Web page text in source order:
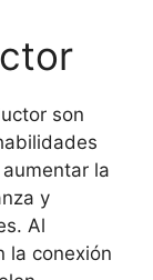
son
la
y
Al
la conexión